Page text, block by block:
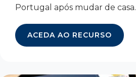
Portugal após mudar de casa.
ACEDA AO RECURSO